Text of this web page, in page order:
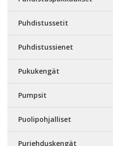
Puhdistussetit
Puhdistussienet
Pukukengät
Pumpsit
Puolipohjalliset
Purjehduskengät